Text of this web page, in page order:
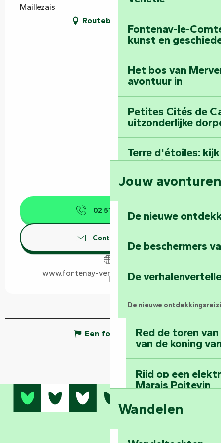
Fontenay-le-
kunst en
Het bos van
avontuur in
Petites Cités de
uitzonderlijke
Terre d'étoiles:
oneindige
Jouw avonturen
De nieuwe
De beschermers
De
De nieuwe
Red de toren
van de koning
Rijd op een
Marais Poitevin
Bedwing de
Wandelen
Maillezais
Routebeschrijving
02 51 69 44
Contacteer ons
www.fontenay-vendee-tourisme.com
Een fout melden